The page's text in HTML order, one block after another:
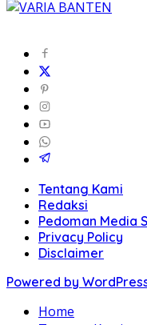
Tentang Kami
Redaksi
Pedoman Media
Privacy Policy
Disclaimer
Powered by
Home